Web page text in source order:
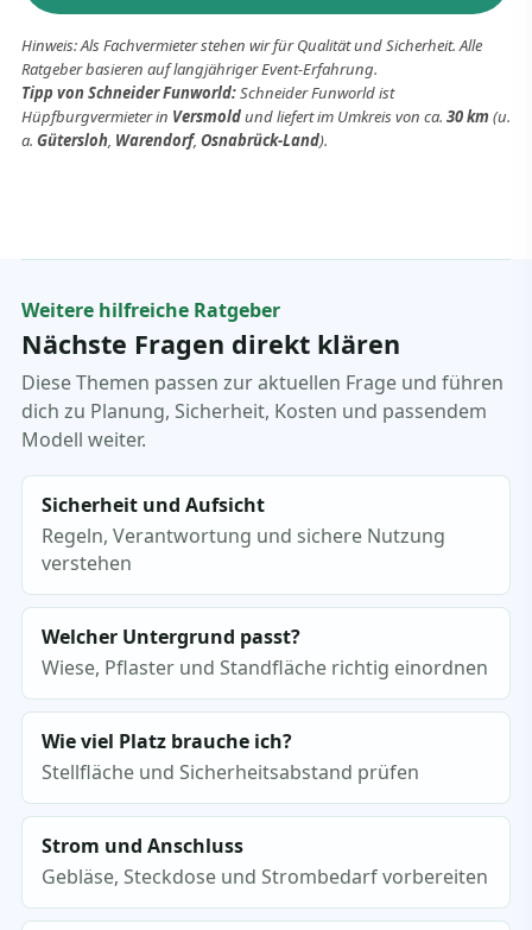
Hinweis: Als Fachvermieter stehen wir für Qualität und Sicherheit. Alle
Ratgeber basieren auf langjähriger Event-Erfahrung.
Tipp von Schneider Funworld:Schneider Funworld ist
Hüpfburgvermieter in Versmoldund liefert im Umkreis von ca. 30 km (u.
a. Gütersloh, Warendorf, Osnabrück-Land).
Weitere hilfreiche Ratgeber
Nächste Fragen direkt klären
Diese Themen passen zur aktuellen Frage und führen
dich zu Planung, Sicherheit, Kosten und passendem
Modell weiter.
Sicherheit und Aufsicht
Regeln, Verantwortung und sichere Nutzung
verstehen
Welcher Untergrund passt?
Wiese, Pflaster und Standfläche richtig einordnen
Wie viel Platz brauche ich?
Stellfläche und Sicherheitsabstand prüfen
Strom und Anschluss
Gebläse, Steckdose und Strombedarf vorbereiten